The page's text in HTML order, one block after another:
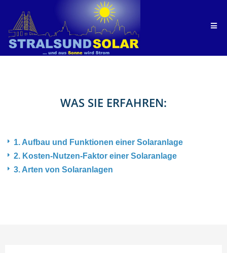
WAS SIE ERFAHREN:
1. Aufbau und Funktionen einer Solaranlage
2. Kosten-Nutzen-Faktor einer Solaranlage
3. Arten von Solaranlagen